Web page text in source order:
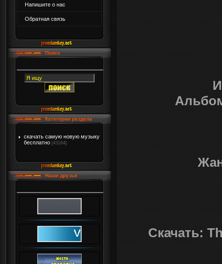
Напишите о нас
Обратная связь
Поиск
Категории раздела
скачать самую новую музыку
бесплатно [43164]
Наши друзья
Скачать: